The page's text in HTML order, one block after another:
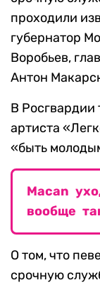
проходили
губернатор
Воробьев,
Антон
В
артиста
«быть
Macan
вообще
О том, что
срочную